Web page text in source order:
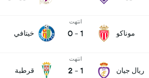
موناكو
انتهت
1
-
0 خيتافي
ريال جيان
انتهت
1
-
2 قرطبة